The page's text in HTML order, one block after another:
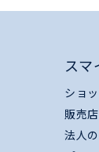
スマ
ショ
販売
法人